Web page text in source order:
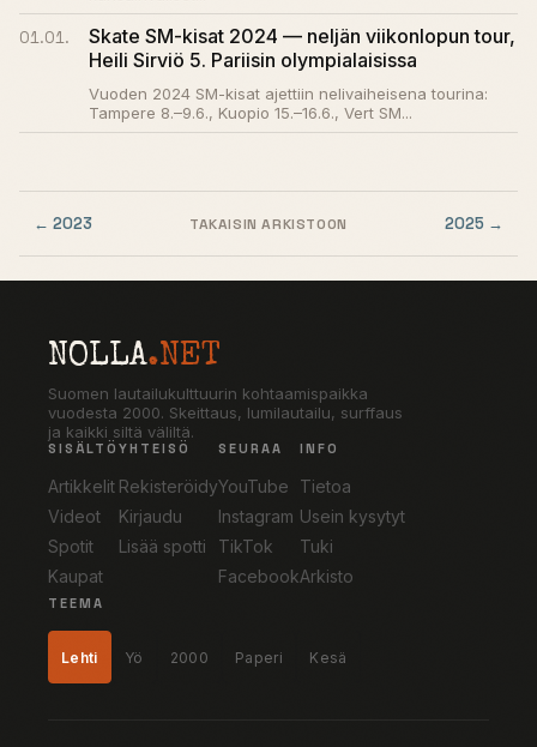
01.01.
Skate SM-kisat 2024 — neljän viikonlopun tour,
Heili Sirviö 5. Pariisin olympialaisissa
Vuoden 2024 SM-kisat ajettiin nelivaiheisena tourina:
Tampere 8.–9.6., Kuopio 15.–16.6., Vert SM...
← 2023 TAKAISIN ARKISTOON 2025 →
NOLLA.NET
Suomen lautailukulttuurin kohtaamispaikka
vuodesta 2000. Skeittaus, lumilautailu, surffaus
ja kaikki siltä väliltä.
SISÄLTÖ
Artikkelit
Videot
Spotit
Kaupat
YHTEISÖ
Rekisteröidy
Kirjaudu
Lisää spotti
SEURAA
YouTube
Instagram
TikTok
Facebook
INFO
Tietoa
Usein kysytyt
Tuki
Arkisto
TEEMA
Lehti Yö 2000 Paperi Kesä